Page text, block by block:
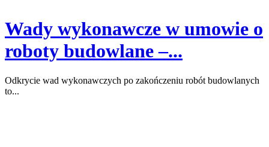
Wady wykonawcze w umowie o
roboty budowlane –...
Odkrycie wad wykonawczych po zakończeniu robót budowlanych
to...